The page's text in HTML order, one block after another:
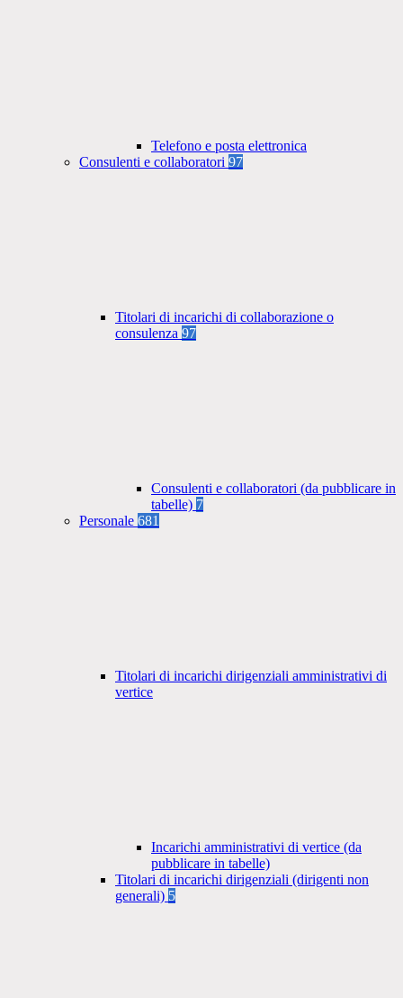
Telefono e posta elettronica
Consulenti e collaboratori 97
Titolari di incarichi di collaborazione o
consulenza 97
Consulenti e collaboratori (da pubblicare in
tabelle) 7
Personale 681
Titolari di incarichi dirigenziali amministrativi di
vertice
Incarichi amministrativi di vertice (da
pubblicare in tabelle)
Titolari di incarichi dirigenziali (dirigenti non
generali) 5